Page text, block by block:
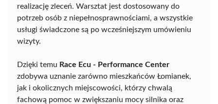
realizację zleceń. Warsztat jest dostosowany do
potrzeb osób z niepełnosprawnościami, a wszystkie
usługi świadczone są po wcześniejszym umówieniu
wizyty.
Dzięki temu Race Ecu - Performance Center
zdobywa uznanie zarówno mieszkańców Łomianek,
jak i okolicznych miejscowości, którzy chwalą
fachową pomoc w zwiększaniu mocy silnika oraz